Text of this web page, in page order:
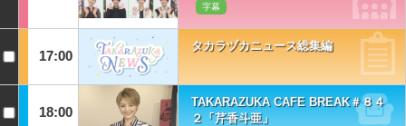
字幕
17:00
タカラヅカニュース総集編
18:00
TAKARAZUKA CAFE BREAK＃８４
２「芹香斗亜」